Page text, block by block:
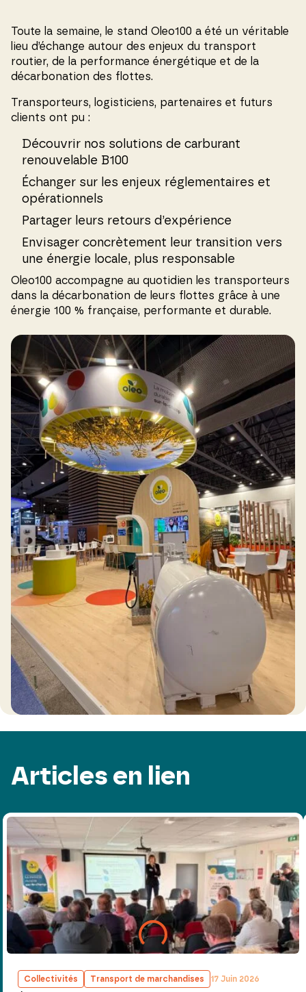
Toute la semaine, le stand Oleo100 a été un véritable
lieu d’échange autour des enjeux du transport
routier, de la performance énergétique et de la
décarbonation des flottes.
Transporteurs, logisticiens, partenaires et futurs
clients ont pu :
Découvrir nos solutions de carburant
renouvelable B100
Échanger sur les enjeux réglementaires et
opérationnels
Partager leurs retours d’expérience
Envisager concrètement leur transition vers
une énergie locale, plus responsable
Oleo100 accompagne au quotidien les transporteurs
dans la décarbonation de leurs flottes grâce à une
énergie 100 % française, performante et durable.
Articles en lien
Collectivités Transport de marchandises 17 Juin 2026